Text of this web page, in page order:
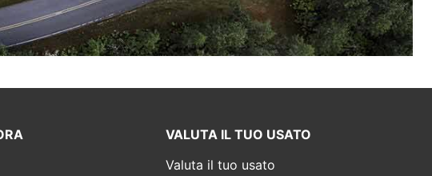
VALUTA IL TUO USATO
Valuta il tuo usato